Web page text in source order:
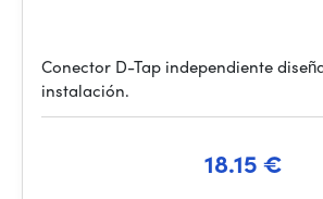
Conector D-Tap independiente
instalación.
18.15 €